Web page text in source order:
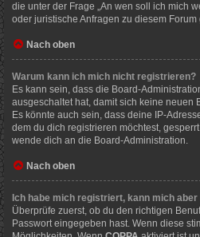
die unter der Frage „An wen soll ich mich
oder juristische Anfragen zu diesem
Nach oben
Warum kann ich mich nicht registrieren?
Es kann sein, dass die Board-
ausgeschaltet hat, damit sich keine neuen
Es könnte auch sein, dass deine IP-
dem du dich registrieren möchtest,
wende dich an die Board-Administration.
Nach oben
Ich habe mich registriert, kann mich
Überprüfe zuerst, ob du den richtigen
Passwort eingegeben hast. Wenn diese